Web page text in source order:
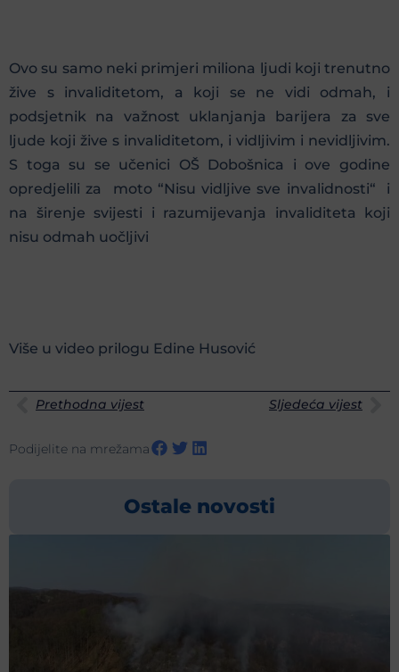
Ovo su samo neki primjeri miliona ljudi koji trenutno
žive s invaliditetom, a koji se ne vidi odmah, i
podsjetnik na važnost uklanjanja barijera za sve
ljude koji žive s invaliditetom, i vidljivim i nevidljivim.
S toga su se učenici OŠ Dobošnica i ove godine
opredjelili za moto “Nisu vidljive sve invalidnosti“ i
na širenje svijesti i razumijevanja invaliditeta koji
nisu odmah uočljivi
Više u video prilogu Edine Husović
Prethodna vijest Sljedeća vijest
Podijelite na mrežama
Ostale novosti